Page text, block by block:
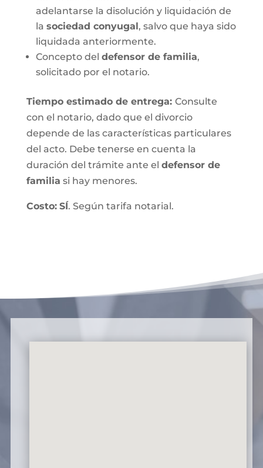
adelantarse la disolución y liquidación de
la sociedad conyugal, salvo que haya sido
liquidada anteriormente.
Concepto del defensor de familia,
solicitado por el notario.
Tiempo estimado de entrega: Consulte
con el notario, dado que el divorcio
depende de las características particulares
del acto. Debe tenerse en cuenta la
duración del trámite ante el defensor de
familia si hay menores.
Costo: SÍ. Según tarifa notarial.